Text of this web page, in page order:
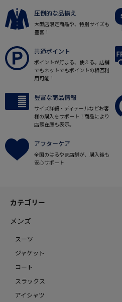
圧倒的な品揃え
大型店限定商品や、特別サイズも
豊富！
共通ポイント
ポイントが貯まる、使える。店舗
でもネットでもポイントの相互利
用可能！
豊富な商品情報
サイズ詳細・ディテールなどお客
様の購入をサポート！商品により
店頭在庫も表示。
アフターケア
全国のはるやま店舗が、購入後も
安心サポート
カテゴリー
メンズ
スーツ
ジャケット
コート
スラックス
アイシャツ